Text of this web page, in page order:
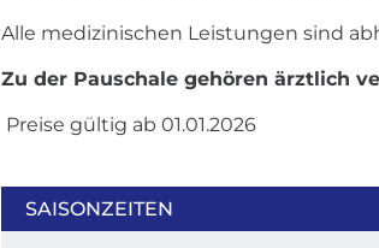
Alle medizinischen Leistungen sind
Zu der Pauschale gehören ärztlich
Preise gültig ab 01.01.2026
SAISONZEITEN